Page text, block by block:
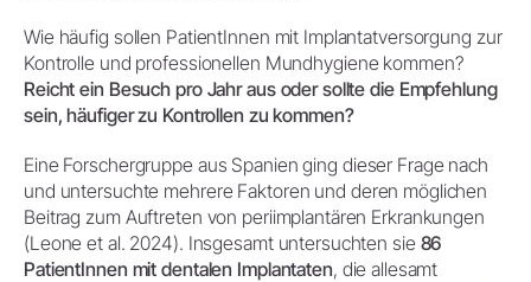
Wie häufig sollen PatientInnen mit Implantatversorgung zur
Kontrolle und professionellen Mundhygiene kommen?
Reicht ein Besuch pro Jahr aus oder sollte die Empfehlung
sein, häufiger zu Kontrollen zu kommen?
Eine Forschergruppe aus Spanien ging dieser Frage nach
und untersuchte mehrere Faktoren und deren möglichen
Beitrag zum Auftreten von periimplantären Erkrankungen
(Leone et al. 2024). Insgesamt untersuchten sie 86
PatientInnen mit dentalen Implantaten, die allesamt